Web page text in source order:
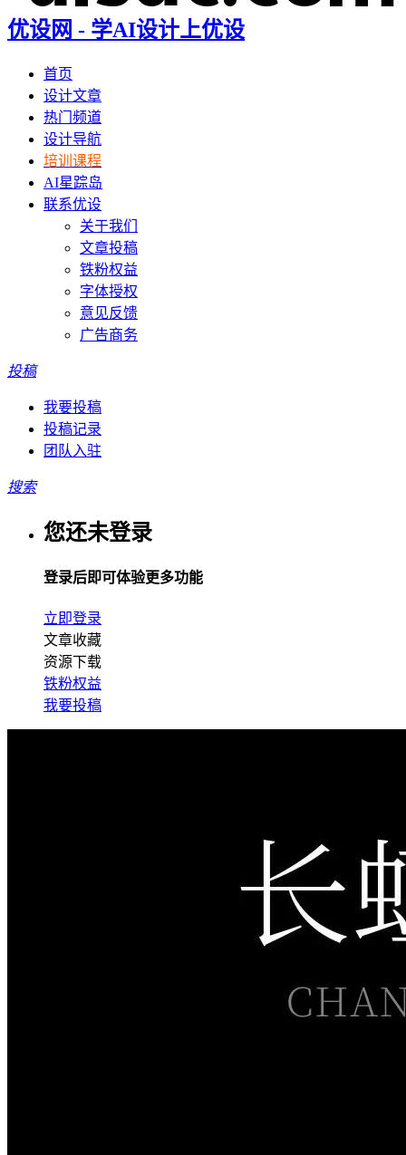
优设网 - 学AI设计上优设
首页
设计文章
热门频道
设计导航
培训课程
AI星踪岛
联系优设
关于我们
文章投稿
铁粉权益
字体授权
意见反馈
广告商务
投稿
我要投稿
投稿记录
团队入驻
搜索
您还未登录
登录后即可体验更多功能
立即登录
文章收藏
资源下载
铁粉权益
我要投稿